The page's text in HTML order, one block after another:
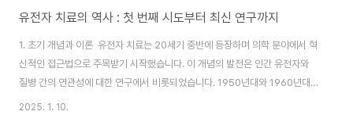
유전자 치료의 역사 : 첫 번째 시도부터 최신 연구까지
1. 초기 개념과 이론 유전자 치료는 20세기 중반에 등장하며 의학 분야에서 혁
신적인 접근법으로 주목받기 시작했습니다. 이 개념의 발전은 인간 유전자와
질병 간의 연관성에 대한 연구에서 비롯되었습니다. 1950년대와 1960년대,
과학자들은 유전자 변이가 다양한 유전 질환의 원인임을 발견하면서 유전자 조
2025. 1. 10.